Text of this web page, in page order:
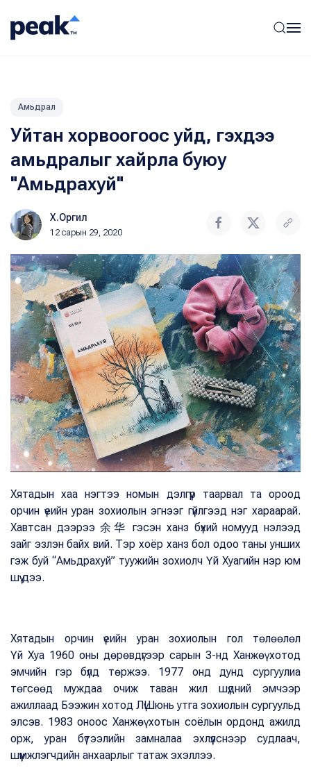
Амьдрал
Уйтан хорвоогоос уйд, гэхдээ
амьдралыг хайрла буюу
"Амьдрахуй"
Х.Оргил
12 сарын 29, 2020
Хятадын хаа нэгтээ номын дэлгүүр таарвал та ороод
орчин үеийн уран зохиолын эгнээг гүйлгээд нэг хараарай.
Хавтсан дээрээ 余华 гэсэн ханз бүхий номууд нэлээд
зайг эзлэн байх вий. Тэр хоёр ханз бол одоо таны унших
гэж буй “Амьдрахуй” туужийн зохиолч Үй Хуагийн нэр юм
шүү дээ.
Хятадын орчин үеийн уран зохиолын гол төлөөлөл
Үй Хуа 1960 оны дөрөвдүгээр сарын 3-нд Ханжөү хотод
эмчийн гэр бүлд төржээ. 1977 онд дунд сургуулиа
төгсөөд муждаа очиж таван жил шүдний эмчээр
ажиллаад Бээжин хотод ЛүШюнь утга зохиолын сургуульд
элсэв. 1983 оноос Ханжөү хотын соёлын ордонд ажилд
орж, уран бүтээлийн замналаа эхлүүлснээр судлаач,
шүүмжлэгчдийн анхаарлыг татаж эхэллээ.